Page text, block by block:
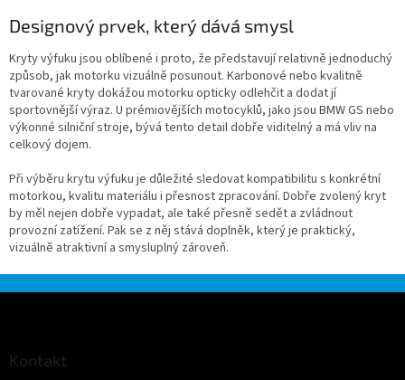
Designový prvek, který dává smysl
Kryty výfuku jsou oblíbené i proto, že představují relativně jednoduchý
způsob, jak motorku vizuálně posunout. Karbonové nebo kvalitně
tvarované kryty dokážou motorku opticky odlehčit a dodat jí
sportovnější výraz. U prémiovějších motocyklů, jako jsou BMW GS nebo
výkonné silniční stroje, bývá tento detail dobře viditelný a má vliv na
celkový dojem.
Při výběru krytu výfuku je důležité sledovat kompatibilitu s konkrétní
motorkou, kvalitu materiálu i přesnost zpracování. Dobře zvolený kryt
by měl nejen dobře vypadat, ale také přesně sedět a zvládnout
provozní zatížení. Pak se z něj stává doplněk, který je praktický,
vizuálně atraktivní a smysluplný zároveň.
Kontakt